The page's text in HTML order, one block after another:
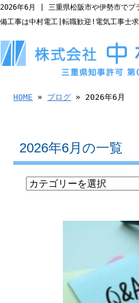
2026年6月 | 三重県松阪市や伊勢市でプ
備工事は中村電工|転職歓迎!電気工事士求
HOME » ブログ » 2026年6月
2026年6月の一覧